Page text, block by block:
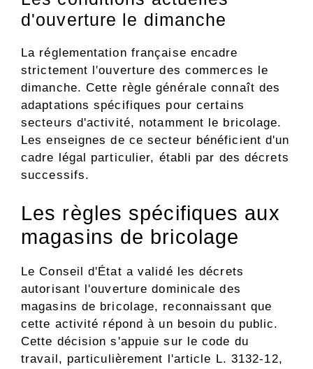
d'ouverture le dimanche
La réglementation française encadre
strictement l'ouverture des commerces le
dimanche. Cette règle générale connaît des
adaptations spécifiques pour certains
secteurs d'activité, notamment le bricolage.
Les enseignes de ce secteur bénéficient d'un
cadre légal particulier, établi par des décrets
successifs.
Les règles spécifiques aux
magasins de bricolage
Le Conseil d'État a validé les décrets
autorisant l'ouverture dominicale des
magasins de bricolage, reconnaissant que
cette activité répond à un besoin du public.
Cette décision s'appuie sur le code du
travail, particulièrement l'article L. 3132-12,